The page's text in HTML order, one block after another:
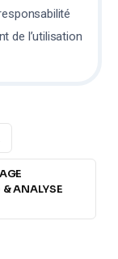
de l’utilisation
ANALYSE